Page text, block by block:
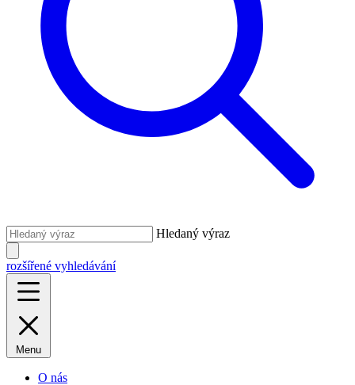
Hledaný výraz
rozšířené vyhledávání
Menu
O nás